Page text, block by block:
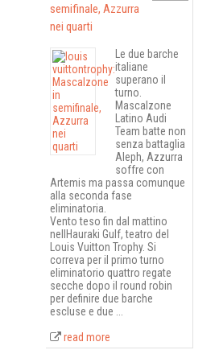
semifinale, Azzurra
nei quarti
Le due barche
italiane
superano il
turno.
Mascalzone
Latino Audi
Team batte non
senza battaglia
Aleph, Azzurra
soffre con
Artemis ma passa comunque
alla seconda fase
eliminatoria.
Vento teso fin dal mattino
nellHauraki Gulf, teatro del
Louis Vuitton Trophy. Si
correva per il primo turno
eliminatorio quattro regate
secche dopo il round robin
per definire due barche
escluse e due ...
read more